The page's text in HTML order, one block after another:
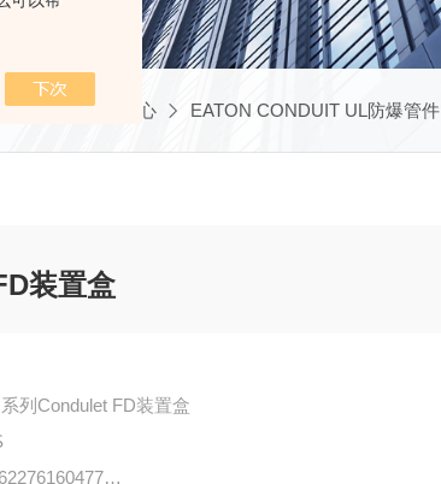
首页 产品中心 EATON CONDUIT UL防爆管件
装置盒
列Condulet FD装置盒